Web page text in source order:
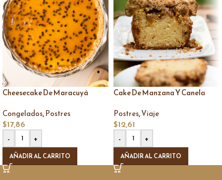
Cheesecake De Maracuyá
Congelados,Postres
$17,86
-
+
AÑADIR AL CARRITO
Cake De Manzana Y Canela
Postres,Viaje
$12,61
-
+
AÑADIR AL CARRITO